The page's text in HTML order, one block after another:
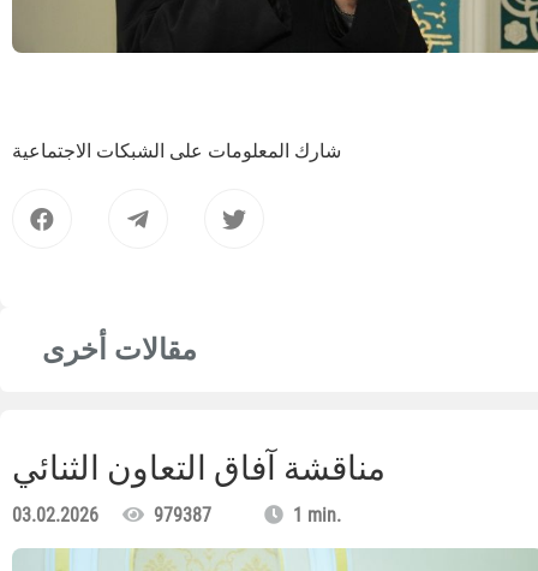
شارك المعلومات على الشبكات الاجتماعية
مقالات أخرى
مناقشة آفاق التعاون الثنائي
03.02.2026 979387 1 min.